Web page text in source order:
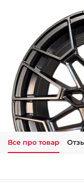
Все про товар